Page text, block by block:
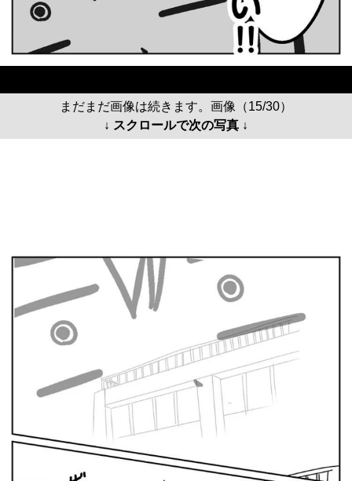
まだまだ画像は続きます。画像（15/30）
↓ スクロールで次の写真 ↓